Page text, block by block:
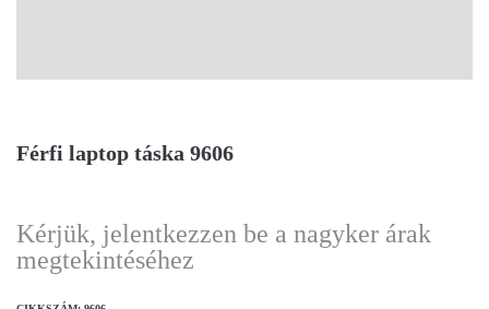
Férfi laptop táska 9606
Kérjük, jelentkezzen be a nagyker árak
megtekintéséhez